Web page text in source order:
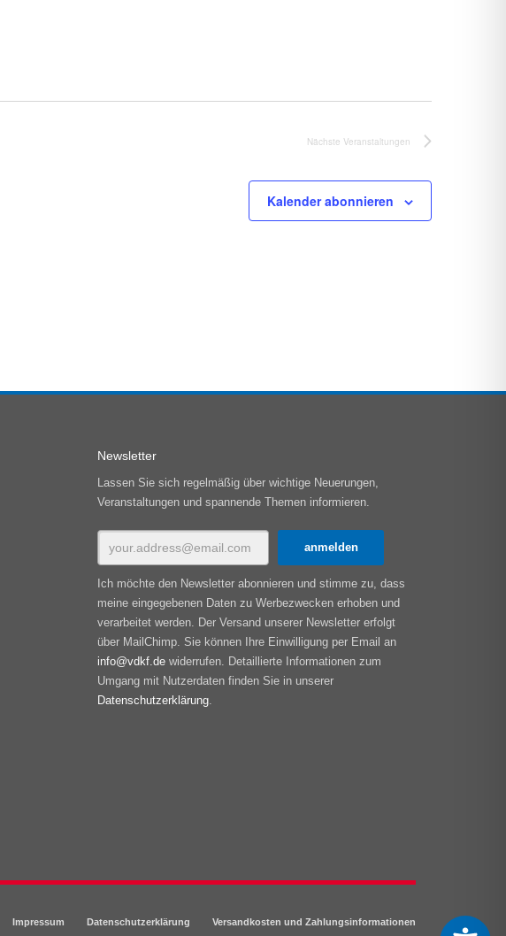
Nächste Veranstaltungen
Kalender abonnieren
Newsletter
Lassen Sie sich regelmäßig über wichtige Neuerungen,
Veranstaltungen und spannende Themen informieren.
Ich möchte den Newsletter abonnieren und stimme zu, dass
meine eingegebenen Daten zu Werbezwecken erhoben und
verarbeitet werden. Der Versand unserer Newsletter erfolgt
über MailChimp. Sie können Ihre Einwilligung per Email an
info@vdkf.de widerrufen. Detaillierte Informationen zum
Umgang mit Nutzerdaten finden Sie in unserer
Datenschutzerklärung.
Impressum Datenschutzerklärung Versandkosten und Zahlungsinformationen